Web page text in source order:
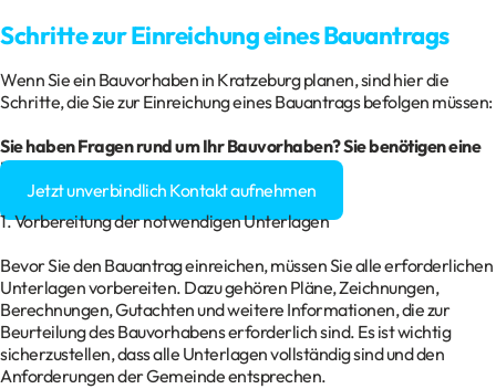
Schritte zur Einreichung eines Bauantrags
Wenn Sie ein Bauvorhaben in Kratzeburg planen, sind hier die
Schritte, die Sie zur Einreichung eines Bauantrags befolgen müssen:
Sie haben Fragen rund um Ihr Bauvorhaben? Sie benötigen eine
Baugenehmigung?
Jetzt unverbindlich Kontakt aufnehmen
1. Vorbereitung der notwendigen Unterlagen
Bevor Sie den Bauantrag einreichen, müssen Sie alle erforderlichen
Unterlagen vorbereiten. Dazu gehören Pläne, Zeichnungen,
Berechnungen, Gutachten und weitere Informationen, die zur
Beurteilung des Bauvorhabens erforderlich sind. Es ist wichtig
sicherzustellen, dass alle Unterlagen vollständig sind und den
Anforderungen der Gemeinde entsprechen.